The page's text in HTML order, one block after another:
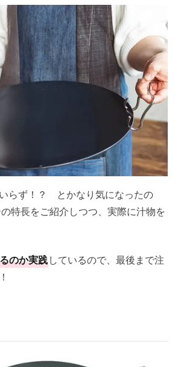
らず！？ とかなり気になったの
特長をご紹介しつつ、実際に汁物を
のか実践しているので、最後まで注